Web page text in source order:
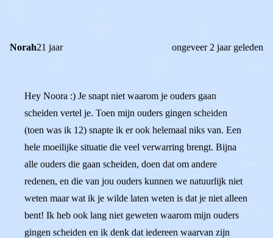
Norah21 jaar ongeveer 2 jaar geleden
Hey Noora :) Je snapt niet waarom je ouders gaan
scheiden vertel je. Toen mijn ouders gingen scheiden
(toen was ik 12) snapte ik er ook helemaal niks van. Een
hele moeilijke situatie die veel verwarring brengt. Bijna
alle ouders die gaan scheiden, doen dat om andere
redenen, en die van jou ouders kunnen we natuurlijk niet
weten maar wat ik je wilde laten weten is dat je niet alleen
bent! Ik heb ook lang niet geweten waarom mijn ouders
gingen scheiden en ik denk dat iedereen waarvan zijn